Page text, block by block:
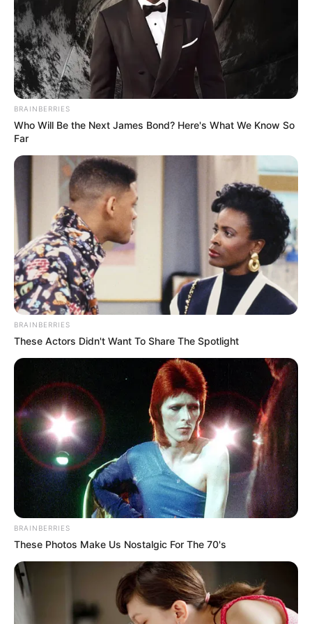
BRAINBERRIES
Who Will Be the Next James Bond? Here's What We Know So
Far
BRAINBERRIES
These Actors Didn't Want To Share The Spotlight
BRAINBERRIES
These Photos Make Us Nostalgic For The 70's